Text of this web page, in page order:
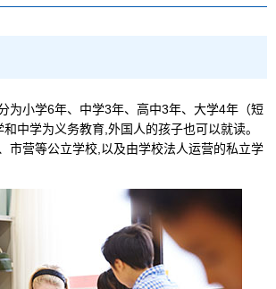
为小学6年、中学3年、高中3年、大学4年（短
中学为义务教育,外国人的孩子也可以就读。
市营等公立学校,以及由学校法人运营的私立学